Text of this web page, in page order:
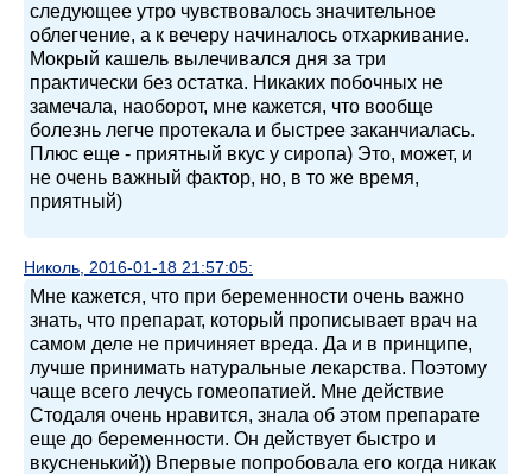
следующее утро чувствовалось значительное
облегчение, а к вечеру начиналось отхаркивание.
Мокрый кашель вылечивался дня за три
практически без остатка. Никаких побочных не
замечала, наоборот, мне кажется, что вообще
болезнь легче протекала и быстрее заканчиалась.
Плюс еще - приятный вкус у сиропа) Это, может, и
не очень важный фактор, но, в то же время,
приятный)
Николь, 2016-01-18 21:57:05:
Мне кажется, что при беременности очень важно
знать, что препарат, который прописывает врач на
самом деле не причиняет вреда. Да и в принципе,
лучше принимать натуральные лекарства. Поэтому
чаще всего лечусь гомеопатией. Мне действие
Стодаля очень нравится, знала об этом препарате
еще до беременности. Он действует быстро и
вкусненький)) Впервые попробовала его когда никак